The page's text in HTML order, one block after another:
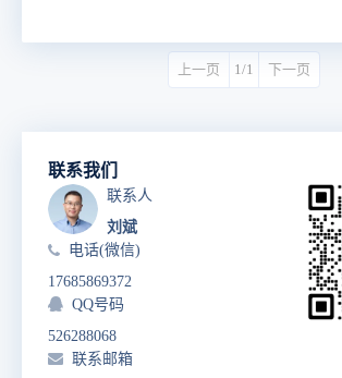
上一页 1/1 下一页
联系我们
联系人
刘斌
电话(微信)
17685869372
QQ号码
526288068
联系邮箱